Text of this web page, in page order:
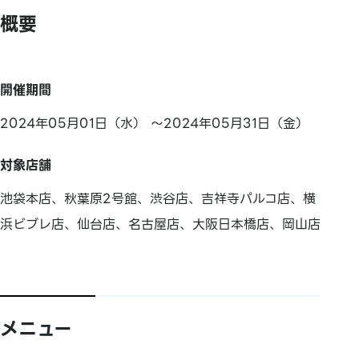
概要
開催期間
2024年05月01日（水） ～2024年05月31日（金）
対象店舗
池袋本店、秋葉原2号館、渋谷店、吉祥寺パルコ店、横
浜ビブレ店、仙台店、名古屋店、大阪日本橋店、岡山店
メニュー